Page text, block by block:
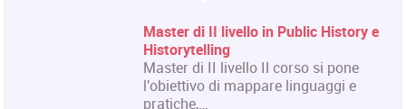
Corso Fashion Design
Diploma Accademico di Primo Livello
- Laurea Triennale in Fashion Design,
titolo…